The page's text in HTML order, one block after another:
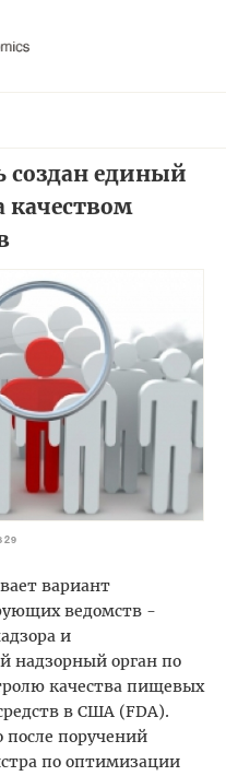
создан единый
качеством
вариант
ведомств -
и
надзорный орган по
качества пищевых
в США (FDA).
поручений
по оптимизации